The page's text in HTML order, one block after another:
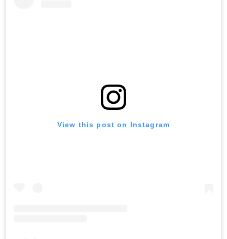
View this post on Instagram